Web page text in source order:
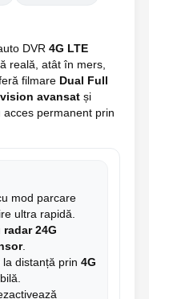
DVR 4G LTE
reală, atât în mers,
filmare Dual Full
avansat și
permanent prin
mod parcare
ultra rapidă.
radar 24G
.
distanță prin 4G